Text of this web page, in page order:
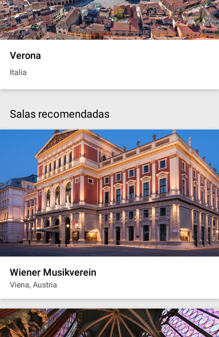
Verona
Italia
Salas recomendadas
Wiener Musikverein
Viena, Austria